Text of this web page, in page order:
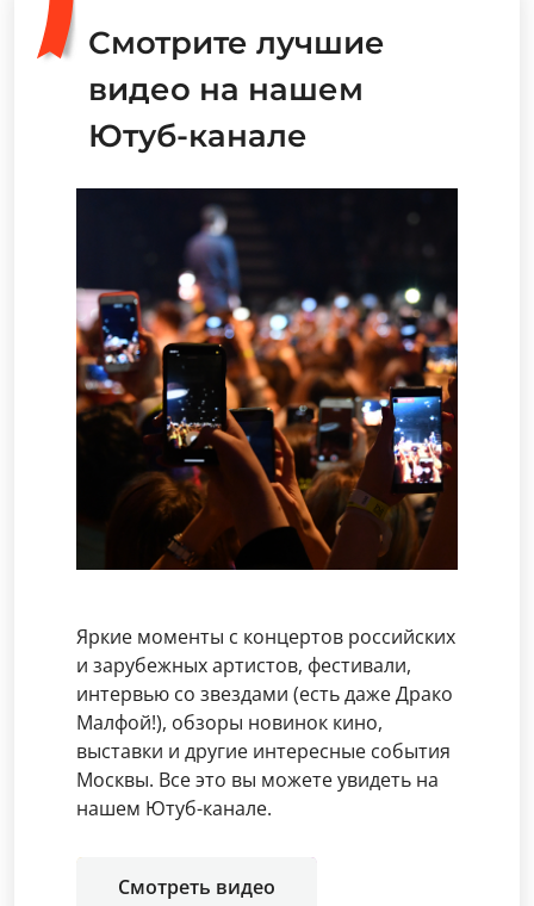
Смотрите лучшие
видео на нашем
Ютуб-канале
Яркие моменты с концертов российских
и зарубежных артистов, фестивали,
интервью со звездами (есть даже Драко
Малфой!), обзоры новинок кино,
выставки и другие интересные события
Москвы. Все это вы можете увидеть на
нашем Ютуб-канале.
Смотреть видео